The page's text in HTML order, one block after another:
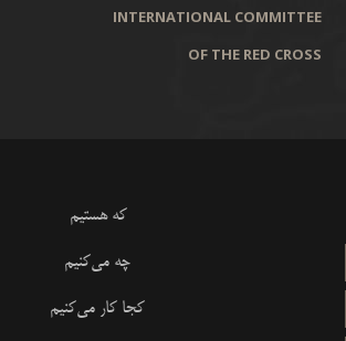
INTERNATIONAL COMMITTEE
OF THE RED CROSS
که هستیم
چه می‌کنیم
کجا کار می‌کنیم